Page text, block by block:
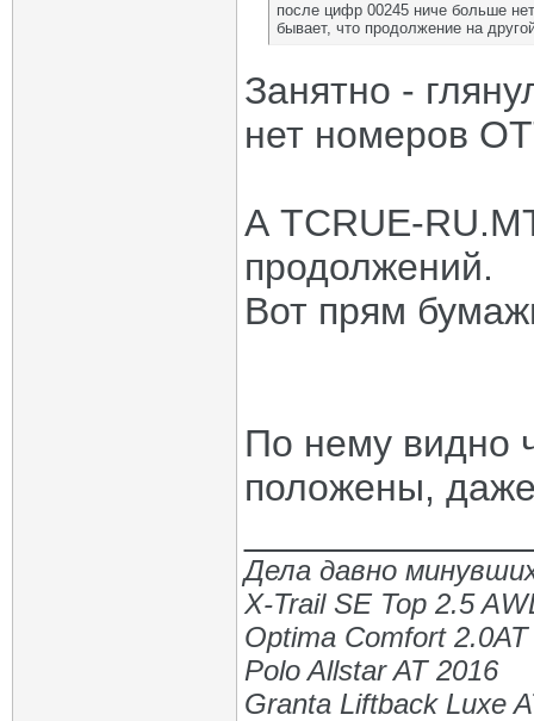
после цифр 00245 ниче больше
бывает, что продолжение на
Занятно -
нет номеров
А TCRUE-
продолжений.
Вот прям
По нему видно
положены,
Дела давно
X-Trail SE Top 2.5
Optima Comfort
Polo Allstar AT 2016
Granta Liftback Luxe